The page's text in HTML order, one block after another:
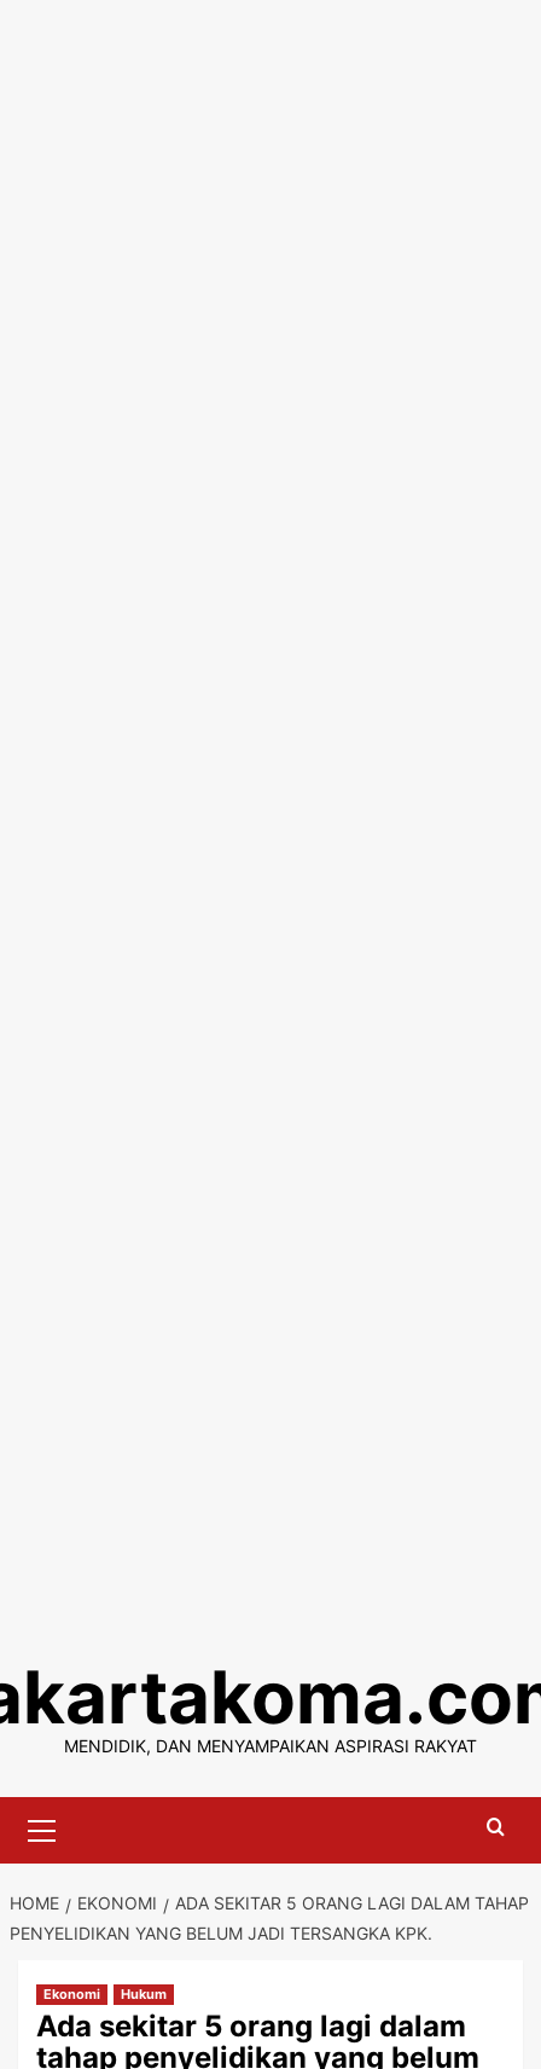
content
MENDIDIK, DAN MENYAMPAIKAN ASPIRASI RAKYAT
Menu
HOME EKONOMI
ADA SEKITAR 5 ORANG LAGI DALAM TAHAP
PENYELIDIKAN YANG BELUM JADI TERSANGKA KPK.
Ekonomi Hukum
Ada sekitar 5 orang lagi dalam
tahap penyelidikan yang belum